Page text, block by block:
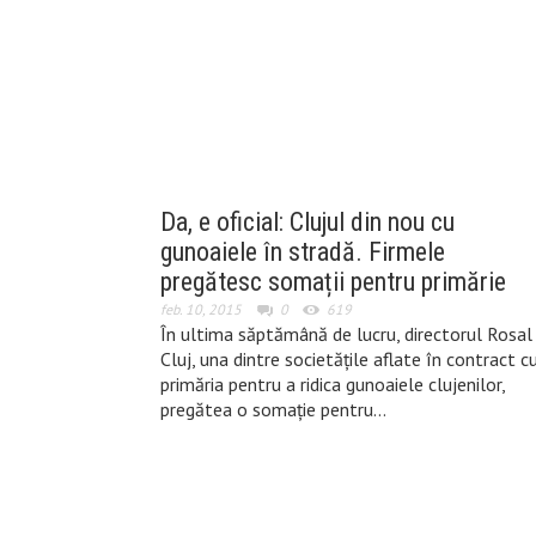
Da, e oficial: Clujul din nou cu
gunoaiele în stradă. Firmele
pregătesc somații pentru primărie
feb. 10, 2015 0 619
În ultima săptămână de lucru, directorul Rosal
Cluj, una dintre societățile aflate în contract
primăria pentru a ridica gunoaiele clujenilor,
pregătea o somație pentru…